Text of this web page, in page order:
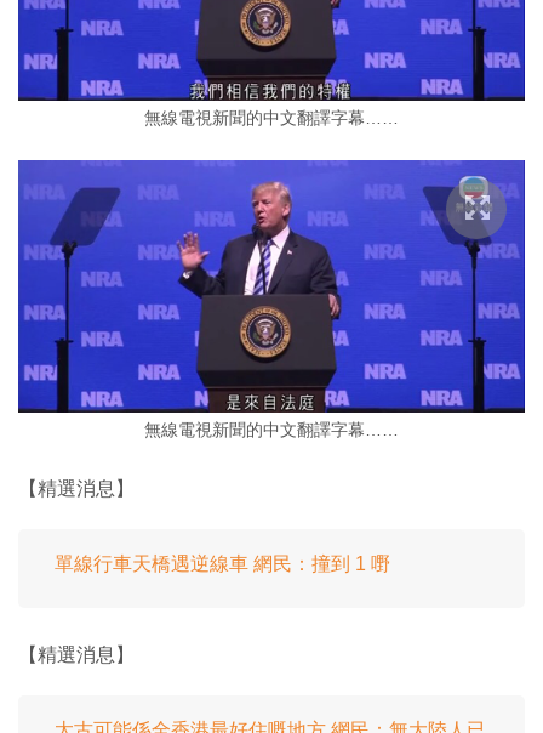
無線電視新聞的中文翻譯字幕……
無線電視新聞的中文翻譯字幕……
【精選消息】
單線行車天橋遇逆線車 網民：撞到 1 嘢
【精選消息】